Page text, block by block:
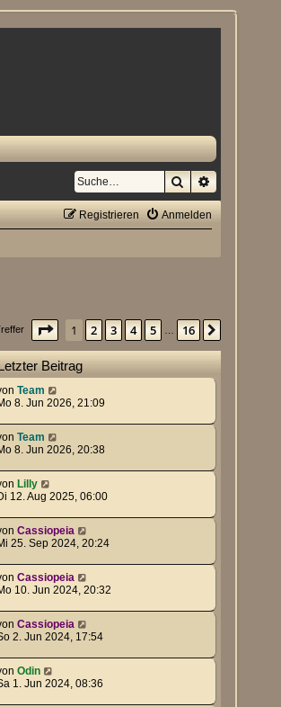
SucheErweiterte
Anmelden
Registrieren
Seite 1von16
1 2 3 4 5 16
Beitrag
Team
8. Jun 2026, 21:09
Team
8. Jun 2026, 20:38
Lilly
12. Aug 2025, 06:00
Cassiopeia
25. Sep 2024, 20:24
Cassiopeia
10. Jun 2024, 20:32
Cassiopeia
2. Jun 2024, 17:54
Odin
1. Jun 2024, 08:36